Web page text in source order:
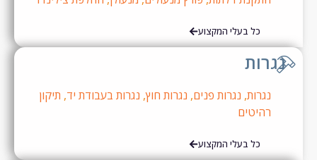
כל בעלי המקצוע
נגרות פנים,נגרות חוץ,נגרות בעבודת יד,תיקון
כל בעלי המקצוע